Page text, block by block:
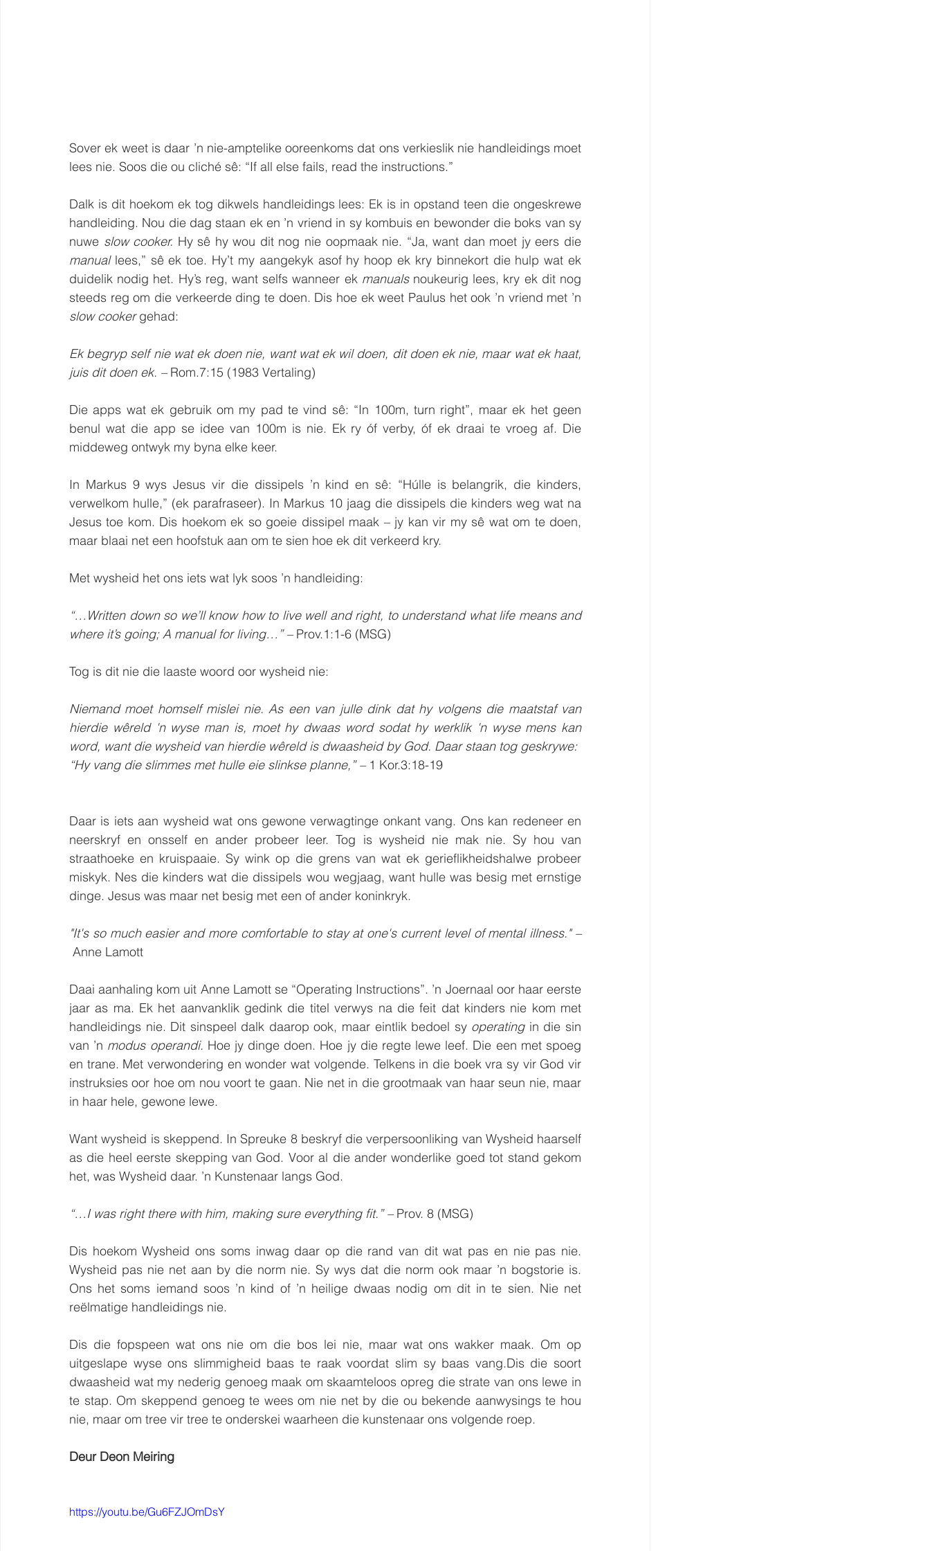
Sover ek weet is daar ’n nie-amptelike ooreenkoms dat ons verkieslik nie handleidings moet
lees nie. Soos die ou cliché sê: “If all else fails, read the instructions.”
Dalk is dit hoekom ek tog dikwels handleidings lees: Ek is in opstand teen die ongeskrewe
handleiding. Nou die dag staan ek en ’n vriend in sy kombuis en bewonder die boks van sy
nuwe slow cooker.
manual lees,” sê ek toe. Hy’t my aangekyk asof hy hoop ek kry binnekort die hulp wat ek
duidelik nodig het. Hy’s reg, want selfs wanneer ek manuals noukeurig lees, kry ek dit nog
slow cooker gehad:
Ek begryp self nie wat ek doen nie, want wat ek wil doen, dit doen ek nie, maar wat ek haat,
juis dit doen ek. – Rom.7:15 (1983 Vertaling)
Die apps wat ek gebruik om my pad te vind sê: “In 100m, turn right”, maar ek het geen
benul wat die app se idee van 100m is nie. Ek ry óf verby, óf ek draai te vroeg af. Die
middeweg ontwyk my byna elke keer.
In Markus 9 wys Jesus vir die dissipels ’n kind en sê: “Húlle is belangrik, die kinders,
verwelkom hulle,” (ek parafraseer). In Markus 10 jaag die dissipels die kinders weg wat na
Jesus toe kom. Dis hoekom ek so goeie dissipel maak – jy kan vir my sê wat om te doen,
maar blaai net een hoofstuk aan om te sien hoe ek dit verkeerd kry.
Met wysheid het ons iets wat lyk soos ’n handleiding:
“…Written down so we’ll know how to live well and right, to understand what life means and
where it’s going; A manual for living…” – Prov.1:1-6 (MSG)
Tog is dit nie die laaste woord oor wysheid nie:
Niemand moet homself mislei nie. As een van julle dink dat hy volgens die maatstaf van
hierdie wêreld 'n wyse man is, moet hy dwaas word sodat hy werklik 'n wyse mens kan
word, want die wysheid van hierdie wêreld is dwaasheid by God. Daar staan tog geskrywe:
“Hy vang die slimmes met hulle eie slinkse planne,” – 1 Kor.3:18-19
Daar is iets aan wysheid wat ons gewone verwagtinge onkant vang. Ons kan redeneer en
neerskryf en onsself en ander probeer leer. Tog is wysheid nie mak nie. Sy hou van
straathoeke en kruispaaie. Sy wink op die grens van wat ek gerieflikheidshalwe probeer
miskyk. Nes die kinders wat die dissipels wou wegjaag, want hulle was besig met ernstige
dinge. Jesus was maar net besig met een of ander koninkryk.
"It's so much easier and more comfortable to stay at one's current level of mental illness." –
Anne Lamott
Daai aanhaling kom uit Anne Lamott se “Operating Instructions”. ’n Joernaal oor haar eerste
jaar as ma. Ek het aanvanklik gedink die titel verwys na die feit dat kinders nie kom met
handleidings nie. Dit sinspeel dalk daarop ook, maar eintlik bedoel sy operating in die sin
van ’n modus operandi. Hoe jy dinge doen. Hoe jy die regte lewe leef. Die een met spoeg
en trane. Met verwondering en wonder wat volgende. Telkens in die boek vra sy vir God vir
instruksies oor hoe om nou voort te gaan. Nie net in die grootmaak van haar seun nie, maar
in haar hele, gewone lewe.
Want wysheid is skeppend. In Spreuke 8 beskryf die verpersoonliking van Wysheid haarself
as die heel eerste skepping van God. Voor al die ander wonderlike goed tot stand gekom
het, was Wysheid daar. ’n Kunstenaar langs God.
“…I was right there with him, making sure everything fit.” – Prov. 8 (MSG)
Dis hoekom Wysheid ons soms inwag daar op die rand van dit wat pas en nie pas nie.
Wysheid pas nie net aan by die norm nie. Sy wys dat die norm ook maar ’n bogstorie is.
Ons het soms iemand soos ’n kind of ’n heilige dwaas nodig om dit in te sien. Nie net
reëlmatige handleidings nie.
Dis die fopspeen wat ons nie om die bos lei nie, maar wat ons wakker maak. Om op
uitgeslape wyse ons slimmigheid baas te raak voordat slim sy baas vang.Dis die soort
dwaasheid wat my nederig genoeg maak om skaamteloos opreg die strate van ons lewe in
te stap. Om skeppend genoeg te wees om nie net by die ou bekende aanwysings te hou
nie, maar om tree vir tree te onderskei waarheen die kunstenaar ons volgende roep.
Deur Deon Meiring
https://youtu.be/Gu6FZJOmDsY